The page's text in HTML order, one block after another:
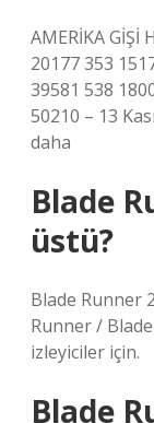
AMERİKA GİŞİ
20177 353
39581 538
50210 – 13
daha
Blade
üstü?
Blade Runner
Runner /
izleyiciler için.
Blade